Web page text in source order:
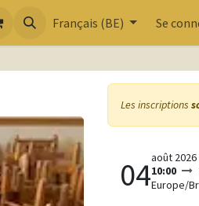
Français (BE) Se
Les inscriptions
04août 2026
10:00
Europe/